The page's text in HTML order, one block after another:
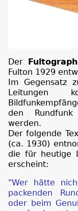
Der Fultograph
Fulton 1929
Im Gegensatz
Leitungen
den
werden.
Der folgende
(ca. 1930)
die für heutige
erscheint:
"Wer hätte
packenden
oder beim